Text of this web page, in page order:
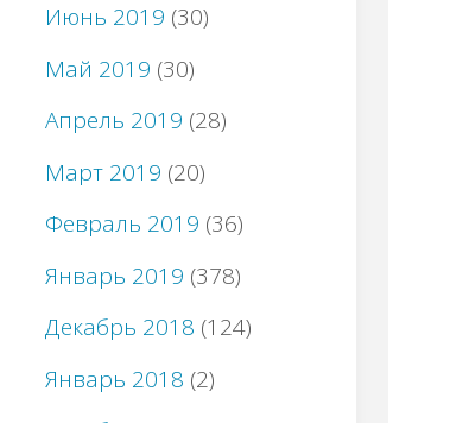
Июнь 2019 (30)
Май 2019 (30)
Апрель 2019 (28)
Март 2019 (20)
Февраль 2019 (36)
Январь 2019 (378)
Декабрь 2018 (124)
Январь 2018 (2)